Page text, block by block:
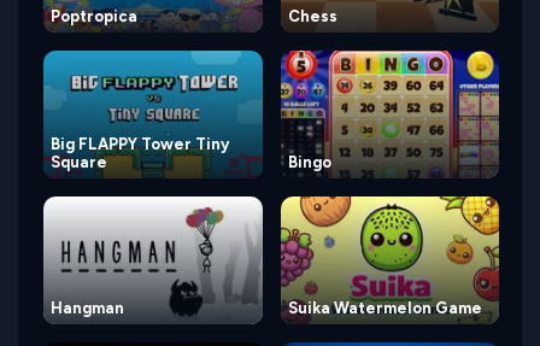
Poptropica Chess
Big FLAPPY Tower Tiny
Square
Bingo
Hangman Suika Watermelon Game